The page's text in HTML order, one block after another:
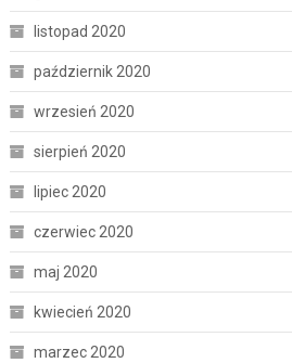
listopad 2020
październik 2020
wrzesień 2020
sierpień 2020
lipiec 2020
czerwiec 2020
maj 2020
kwiecień 2020
marzec 2020